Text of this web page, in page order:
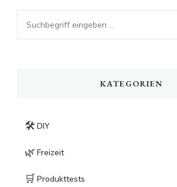
Looking
for
KATEGORIEN
🛠️ DIY
🌿 Freizeit
🛒 Produkttests